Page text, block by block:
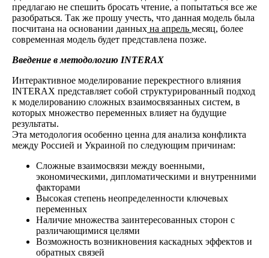
предлагаю не спешить бросать чтение, а попытаться все же
разобраться. Так же прошу учесть, что данная модель была
посчитана на основании данных на апрель месяц, более
современная модель будет представлена позже.
Введение в методологию INTERAX
Интерактивное моделирование перекрестного влияния
INTERAX представляет собой структурированный подход
к моделированию сложных взаимосвязанных систем, в
которых множество переменных влияет на будущие
результаты.
Эта методология особенно ценна для анализа конфликта
между Россией и Украиной по следующим причинам:
Сложные взаимосвязи между военными,
экономическими, дипломатическими и внутренними
факторами
Высокая степень неопределенности ключевых
переменных
Наличие множества заинтересованных сторон с
различающимися целями
Возможность возникновения каскадных эффектов и
обратных связей